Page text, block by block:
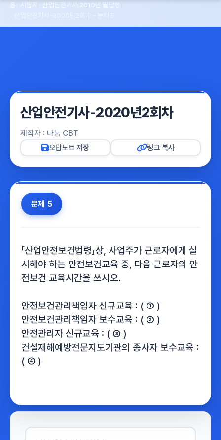
홈 시험지
산업안전기사 2010년 필답형
산업안전기사-2020년2회차
제작자 : 나눔 CBT
오답노트 저장 링크 복사
문제 5
「산업안전보건법령」상, 사업주가 근로자에게 실
시해야 하는 안전보건교육 중, 다음 근로자의 안
전보건 교육시간을 쓰시오.
안전보건관리책임자 신규교육 : ( ① )
안전보건관리책임자 보수교육 : ( ② )
안전관리자 신규교육 : ( ③ )
건설재해예방전문지도기관의 종사자 보수교육 :
( ④ )